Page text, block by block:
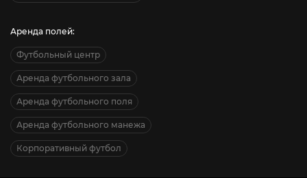
Аренда полей:
Футбольный центр
Аренда футбольного зала
Аренда футбольного поля
Аренда футбольного манежа
Корпоративный футбол